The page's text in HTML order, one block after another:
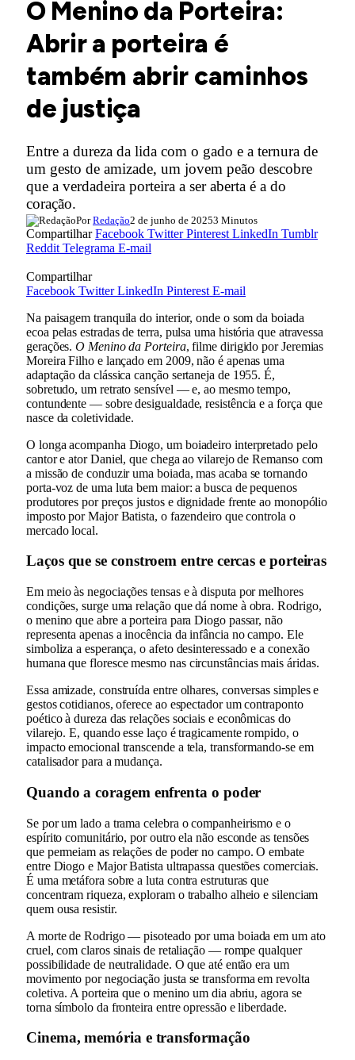
O Menino da Porteira:
Abrir a porteira é
também abrir caminhos
de justiça
Entre a dureza da lida com o gado e a ternura de
um gesto de amizade, um jovem peão descobre
que a verdadeira porteira a ser aberta é a do
coração.
Por Redação2 de junho de 20253 Minutos
CompartilharFacebook Twitter Pinterest LinkedIn Tumblr
Reddit Telegrama E-mail
Compartilhar
Facebook Twitter LinkedIn Pinterest E-mail
Na paisagem tranquila do interior, onde o som da boiada
ecoa pelas estradas de terra, pulsa uma história que atravessa
gerações.O Menino da Porteira, filme dirigido por Jeremias
Moreira Filho e lançado em 2009, não é apenas uma
adaptação da clássica canção sertaneja de 1955. É,
sobretudo, um retrato sensível — e, ao mesmo tempo,
contundente — sobre desigualdade, resistência e a força que
nasce da coletividade.
O longa acompanha Diogo, um boiadeiro interpretado pelo
cantor e ator Daniel, que chega ao vilarejo de Remanso com
a missão de conduzir uma boiada, mas acaba se tornando
porta-voz de uma luta bem maior: a busca de pequenos
produtores por preços justos e dignidade frente ao monopólio
imposto por Major Batista, o fazendeiro que controla o
mercado local.
Laços que se constroem entre cercas e porteiras
Em meio às negociações tensas e à disputa por melhores
condições, surge uma relação que dá nome à obra. Rodrigo,
o menino que abre a porteira para Diogo passar, não
representa apenas a inocência da infância no campo. Ele
simboliza a esperança, o afeto desinteressado e a conexão
humana que floresce mesmo nas circunstâncias mais áridas.
Essa amizade, construída entre olhares, conversas simples e
gestos cotidianos, oferece ao espectador um contraponto
poético à dureza das relações sociais e econômicas do
vilarejo. E, quando esse laço é tragicamente rompido, o
impacto emocional transcende a tela, transformando-se em
catalisador para a mudança.
Quando a coragem enfrenta o poder
Se por um lado a trama celebra o companheirismo e o
espírito comunitário, por outro ela não esconde as tensões
que permeiam as relações de poder no campo. O embate
entre Diogo e Major Batista ultrapassa questões comerciais.
É uma metáfora sobre a luta contra estruturas que
concentram riqueza, exploram o trabalho alheio e silenciam
quem ousa resistir.
A morte de Rodrigo — pisoteado por uma boiada em um ato
cruel, com claros sinais de retaliação — rompe qualquer
possibilidade de neutralidade. O que até então era um
movimento por negociação justa se transforma em revolta
coletiva. A porteira que o menino um dia abriu, agora se
torna símbolo da fronteira entre opressão e liberdade.
Cinema, memória e transformação